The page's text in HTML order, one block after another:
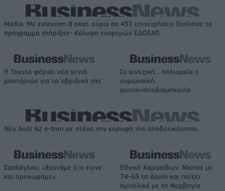
Media: Με ενίσχυση 8 εκατ. ευρώ σε 451 επιχειρήσεις ξεκίνησε το
πρόγραμμα στήριξης- Κάλυψη εισφορών ΕΔΟΕΑΠ
Η Toyota φέρνει νέα γενιά
μπαταριών για τα υβριδικά της
Σε κινεζική… πολιορκία η
ευρωπαϊκή
αυτοκινητοβιομηχανία
Νέο Audi A2 e-tron με στόχο την κορυφή της αποδοτικότητας
Σασλόγλου: «Ξεχνάμε ό,τι έγινε
και προχωράμε»
Εθνική Κορασίδων: Νίκησε με
74-65 τη Δανία και παίζει
ημιτελικό με τη Νορβηγία